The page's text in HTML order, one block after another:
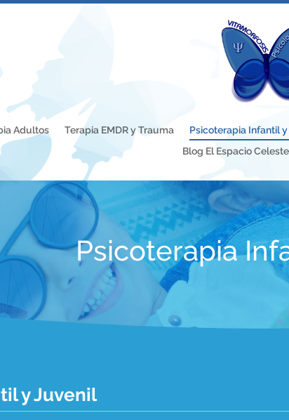
Adultos Terapia EMDR y Trauma Psicoterapia Infantil
Blog El Espacio Celeste
Psicoterapia
y Juvenil